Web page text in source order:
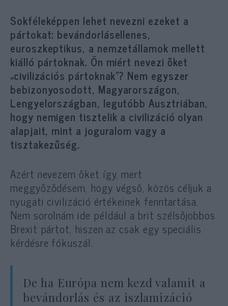
Sokféleképpen lehet nevezni ezeket a
pártokat: bevándorlásellenes,
euroszkeptikus, a nemzetállamok mellett
kiálló pártoknak. Ön miért nevezi őket
„civilizációs pártoknak”? Nem egyszer
bebizonyosodott, Magyarországon,
Lengyelországban, legutóbb Ausztriában,
hogy nemigen tisztelik a civilizáció olyan
alapjait, mint a joguralom vagy a
tisztakezűség.
Azért nevezem őket így, mert
meggyőződésem, hogy végső, közös céljuk a
nyugati civilizáció értékeinek fenntartása.
Nem sorolnám ide például a brit szélsőjobbos
Brexit pártot, hiszen az csak egy speciális
kérdésre fókuszál.
De ha Európa nem kezd valamit a
bevándorlás és az iszlamizáció